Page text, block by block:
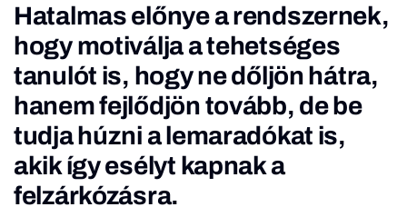
Hatalmas előnye a rendszernek,
hogy motiválja a tehetséges
tanulót is, hogy ne dőljön hátra,
hanem fejlődjön tovább, de be
tudja húzni a lemaradókat is,
akik így esélyt kapnak a
felzárkózásra.